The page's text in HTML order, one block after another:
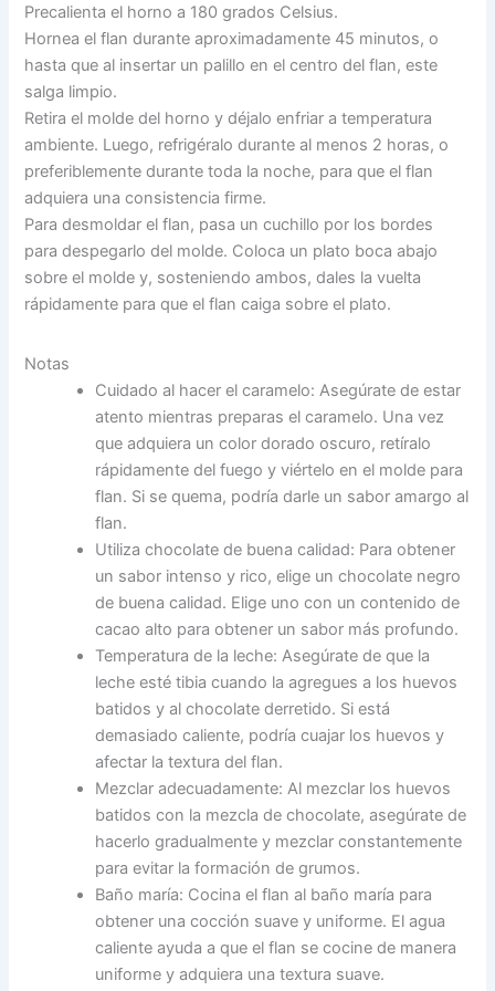
Precalienta el horno a 180 grados Celsius.
Hornea el flan durante aproximadamente 45 minutos, o
hasta que al insertar un palillo en el centro del flan, este
salga limpio.
Retira el molde del horno y déjalo enfriar a temperatura
ambiente. Luego, refrigéralo durante al menos 2 horas, o
preferiblemente durante toda la noche, para que el flan
adquiera una consistencia firme.
Para desmoldar el flan, pasa un cuchillo por los bordes
para despegarlo del molde. Coloca un plato boca abajo
sobre el molde y, sosteniendo ambos, dales la vuelta
rápidamente para que el flan caiga sobre el plato.
Notas
Cuidado al hacer el caramelo: Asegúrate de estar
atento mientras preparas el caramelo. Una vez
que adquiera un color dorado oscuro, retíralo
rápidamente del fuego y viértelo en el molde para
flan. Si se quema, podría darle un sabor amargo al
flan.
Utiliza chocolate de buena calidad: Para obtener
un sabor intenso y rico, elige un chocolate negro
de buena calidad. Elige uno con un contenido de
cacao alto para obtener un sabor más profundo.
Temperatura de la leche: Asegúrate de que la
leche esté tibia cuando la agregues a los huevos
batidos y al chocolate derretido. Si está
demasiado caliente, podría cuajar los huevos y
afectar la textura del flan.
Mezclar adecuadamente: Al mezclar los huevos
batidos con la mezcla de chocolate, asegúrate de
hacerlo gradualmente y mezclar constantemente
para evitar la formación de grumos.
Baño maría: Cocina el flan al baño maría para
obtener una cocción suave y uniforme. El agua
caliente ayuda a que el flan se cocine de manera
uniforme y adquiera una textura suave.